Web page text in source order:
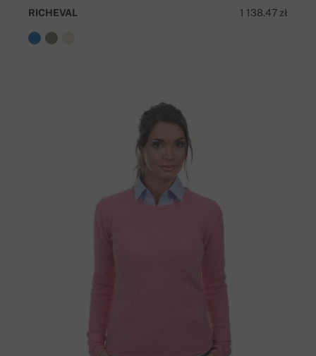
1 138.47 zł
RICHEVAL